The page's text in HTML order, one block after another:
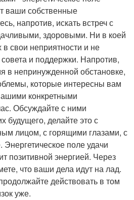
ваши собственные
напротив, искать встреч с
здоровыми. Ни в коей
свои неприятности и не
и поддержки. Напротив,
в непринужденной обстановке,
которые интересны вам
конкретными
Обсуждайте с ними
будущего, делайте это с
лицом, с горящими глазами, с
поле удачи
позитивной энергией. Через
что ваши дела идут на лад.
действовать в том
уже.